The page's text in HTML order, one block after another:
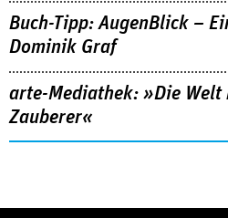
Buch-Tipp: AugenBlick –
Dominik Graf
arte-Mediathek: »Die Welt
Zauberer«